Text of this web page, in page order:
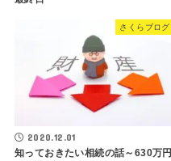
さくらブログ
2020.12.01
知っておきたい相続の話～630万円